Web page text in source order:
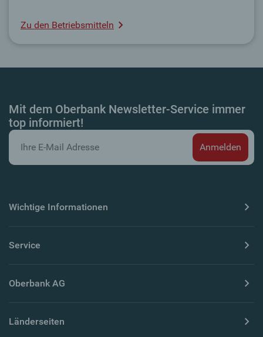
Zu den Betriebsmitteln
Mit dem Oberbank Newsletter-Service immer
top informiert!
Wichtige Informationen
Service
Oberbank AG
Länderseiten